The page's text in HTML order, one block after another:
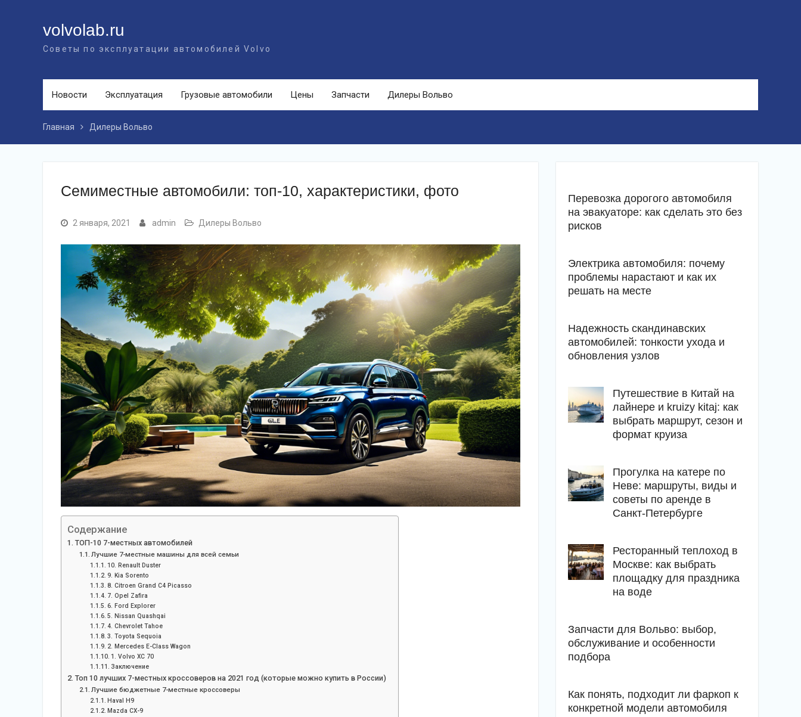
volvolab.ru
Советы по эксплуатации автомобилей Volvo
Новости Эксплуатация Грузовые автомобили Цены Запчасти Дилеры Вольво
Главная Дилеры Вольво
Семиместные автомобили: топ-10, характеристики, фото
2 января, 2021 admin Дилеры Вольво
Содержание
ТОП-10 7-местных автомобилей
Лучшие 7-местные машины для всей семьи
10. Renault Duster
9. Kia Sorento
8. Citroen Grand C4 Picasso
7. Opel Zafira
6. Ford Explorer
5. Nissan Quashqai
4. Chevrolet Tahoe
3. Toyota Sequoia
2. Mercedes E-Class Wagon
1. Volvo XC 70
Заключение
Топ 10 лучших 7-местных кроссоверов на 2021 год (которые можно купить в России)
Лучшие бюджетные 7-местные кроссоверы
Haval H9
Mazda CX-9
Перевозка дорогого автомобиля
на эвакуаторе: как сделать это без
рисков
Электрика автомобиля: почему
проблемы нарастают и как их
решать на месте
Надежность скандинавских
автомобилей: тонкости ухода и
обновления узлов
Путешествие в Китай на
лайнере и kruizy kitaj: как
выбрать маршрут, сезон и
формат круиза
Прогулка на катере по
Неве: маршруты, виды и
советы по аренде в
Санкт-Петербурге
Ресторанный теплоход в
Москве: как выбрать
площадку для праздника
на воде
Запчасти для Вольво: выбор,
обслуживание и особенности
подбора
Как понять, подходит ли фаркоп к
конкретной модели автомобиля